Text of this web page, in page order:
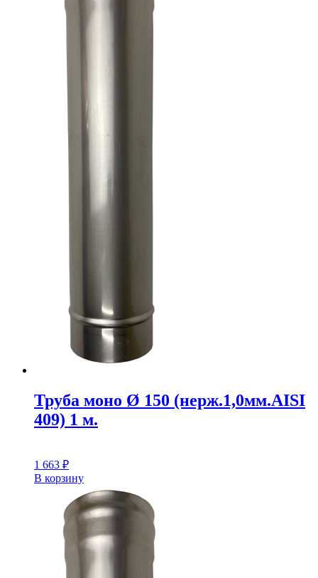
Труба моно Ø 150 (нерж.1,0мм.AISI
409) 1 м.
1 663 ₽
В корзину